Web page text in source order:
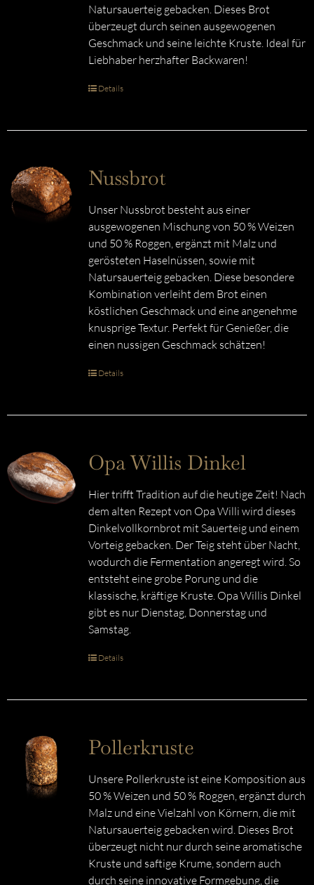
Natursauerteig gebacken. Dieses Brot
überzeugt durch seinen ausgewogenen
Geschmack und seine leichte Kruste. Ideal für
Liebhaber herzhafter Backwaren!
Details
Nussbrot
Unser Nussbrot besteht aus einer
ausgewogenen Mischung von 50 % Weizen
und 50 % Roggen, ergänzt mit Malz und
gerösteten Haselnüssen, sowie mit
Natursauerteig gebacken. Diese besondere
Kombination verleiht dem Brot einen
köstlichen Geschmack und eine angenehme
knusprige Textur. Perfekt für Genießer, die
einen nussigen Geschmack schätzen!
Details
Opa Willis Dinkel
Hier trifft Tradition auf die heutige Zeit! Nach
dem alten Rezept von Opa Willi wird dieses
Dinkelvollkornbrot mit Sauerteig und einem
Vorteig gebacken. Der Teig steht über Nacht,
wodurch die Fermentation angeregt wird. So
entsteht eine grobe Porung und die
klassische, kräftige Kruste. Opa Willis Dinkel
gibt es nur Dienstag, Donnerstag und
Samstag.
Details
Pollerkruste
Unsere Pollerkruste ist eine Komposition aus
50 % Weizen und 50 % Roggen, ergänzt durch
Malz und eine Vielzahl von Körnern, die mit
Natursauerteig gebacken wird. Dieses Brot
überzeugt nicht nur durch seine aromatische
Kruste und saftige Krume, sondern auch
durch seine innovative Formgebung, die